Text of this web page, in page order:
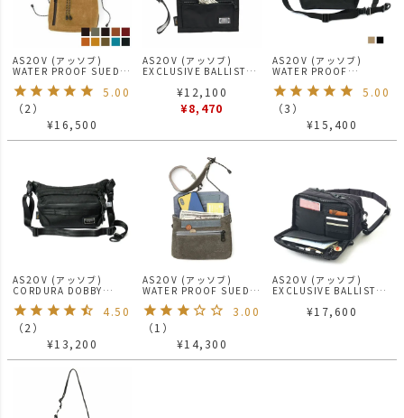
AS2OV (アッソブ)
WATER PROOF SUEDE
DRAWSTRING BAG / 巾
着 バッグ
5.00
（2 ）
¥16,500
AS2OV (アッソブ)
EXCLUSIVE BALLISTIC
SHOULDER / ショルダ
ーバック
¥12,100
¥8,470
AS2OV (アッソブ)
WATER PROOF
CORDURA 305D
FANNY PACK ファニー
パック
5.00
（3 ）
¥15,400
AS2OV (アッソブ)
CORDURA DOBBY
305D FANNY PACK ファ
ニーパック ショルダー
4.50
（2 ）
¥13,200
AS2OV (アッソブ)
WATER PROOF SUEDE
Sacoche Wallet / サコ
ッシュウォレット
3.00
（1 ）
¥14,300
AS2OV (アッソブ)
EXCLUSIVE BALLISTIC
SHOULDER
¥17,600